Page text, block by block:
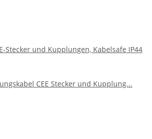
Stecker und Kupplungen, Kabelsafe IP44